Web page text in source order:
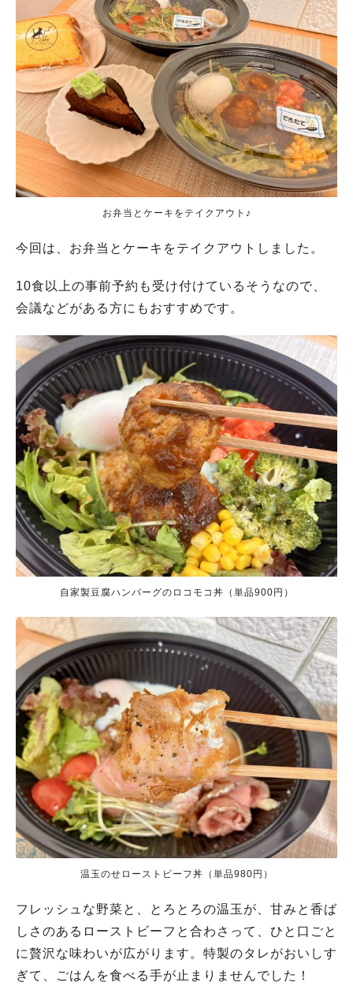
お弁当とケーキをテイクアウト♪
今回は、お弁当とケーキをテイクアウトしました。
10食以上の事前予約も受け付けているそうなので、
会議などがある方にもおすすめです。
自家製豆腐ハンバーグのロコモコ丼（単品900円）
温玉のせローストビーフ丼（単品980円）
フレッシュな野菜と、とろとろの温玉が、甘みと香ば
しさのあるローストビーフと合わさって、ひと口ごと
に贅沢な味わいが広がります。特製のタレがおいしす
ぎて、ごはんを食べる手が止まりませんでした！